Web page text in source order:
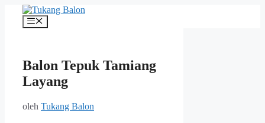
Langsung
Menu
Balon Tepuk Tamiang
Layang
oleh Tukang Balon